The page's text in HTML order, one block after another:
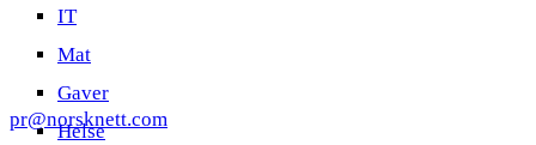
IT
Mat
Gaver
Helse
pr@norsknett.com